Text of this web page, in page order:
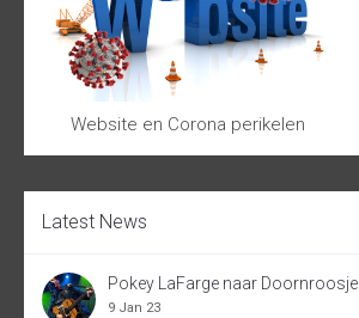
Website en Corona perikelen
Latest News
Pokey LaFarge naar Doornroosje
9 Jan 23